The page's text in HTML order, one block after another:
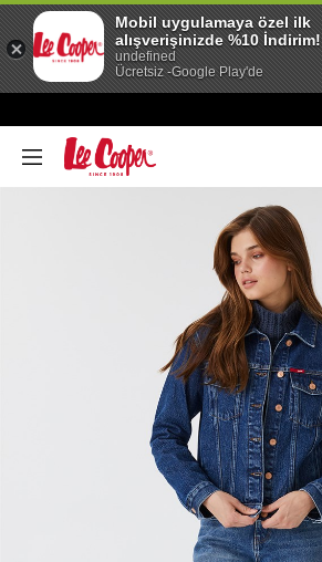
Mobil uygulamaya özel ilk
alışverişinizde %10 İndirim!
undefined
Ücretsiz -Google Play'de